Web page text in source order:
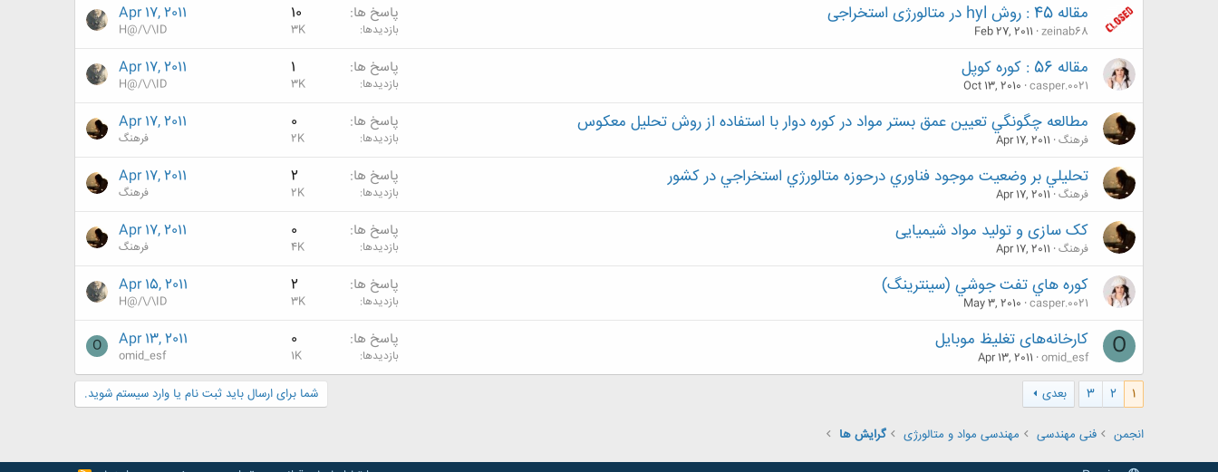
مقاله 45 : روش hyl در متالورژی استخراجی
zeinab68
Feb 27, 2011
پاسخ ها 10
بازدیدها 3K
Apr 17, 2011
H@/\/\ID
مقاله 56 : كوره كوپل
casper.0021
Oct 13, 2010
پاسخ ها 1
بازدیدها 3K
Apr 17, 2011
H@/\/\ID
مطالعه چگونگي تعيين عمق بستر مواد در کوره دوار با استفاده از روش تحليل معکوس
فرهنگ Apr 17, 2011
پاسخ ها 0
بازدیدها 2K
Apr 17, 2011
فرهنگ
تحليلي بر وضعيت موجود فناوري درحوزه متالورژي استخراجي در كشور
فرهنگ Apr 17, 2011
پاسخ ها 2
بازدیدها 2K
Apr 17, 2011
فرهنگ
کک سازی و تولید مواد شیمیایی
فرهنگ Apr 17, 2011
پاسخ ها 0
بازدیدها 4K
Apr 17, 2011
فرهنگ
كوره هاي تفت جوشي (سينترينگ)
casper.0021
May 3, 2010
پاسخ ها 2
بازدیدها 3K
Apr 15, 2011
H@/\/\ID
O کارخانه‌های تغلیظ موبایل
omid_esf
Apr 13, 2011
پاسخ ها 0
بازدیدها 1K
Apr 13, 2011
omid_esf
O
1
2
3 بعدی شما برای ارسال باید ثبت نام یا وارد سیستم شوید.
انجمن فنی مهندسی مهندسی مواد و متالورژی گرایش ها